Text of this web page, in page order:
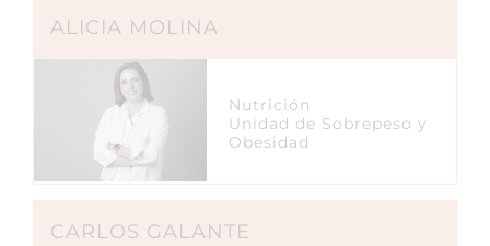
ALICIA MOLINA
Nutrición
Unidad de Sobrepeso y
Obesidad
CARLOS GALANTE